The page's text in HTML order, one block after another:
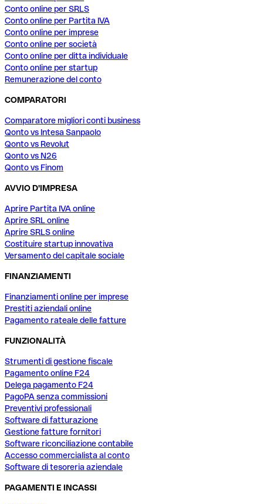
Conto online per SRLS
Conto online per Partita IVA
Conto online per imprese
Conto online per società
Conto online per ditta individuale
Conto online per startup
Remunerazione del conto
COMPARATORI
Comparatore migliori conti business
Qonto vs Intesa Sanpaolo
Qonto vs Revolut
Qonto vs N26
Qonto vs Finom
AVVIO D'IMPRESA
Aprire Partita IVA online
Aprire SRL online
Aprire SRLS online
Costituire startup innovativa
Versamento del capitale sociale
FINANZIAMENTI
Finanziamenti online per imprese
Prestiti aziendali online
Pagamento rateale delle fatture
FUNZIONALITÀ
Strumenti di gestione fiscale
Pagamento online F24
Delega pagamento F24
PagoPA senza commissioni
Preventivi professionali
Software di fatturazione
Gestione fatture fornitori
Software riconciliazione contabile
Accesso commercialista al conto
Software di tesoreria aziendale
PAGAMENTI E INCASSI